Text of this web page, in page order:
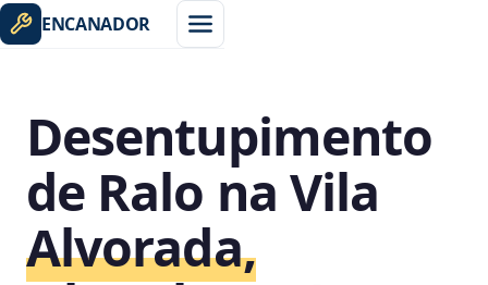
ENCANADOR
Desentupimento
de Ralo na Vila
Alvorada,